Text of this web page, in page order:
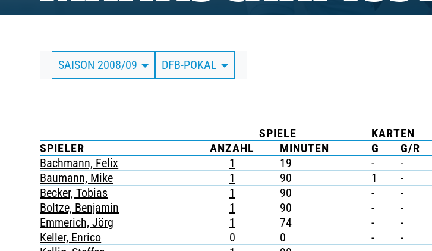
BUSINESS
SÜDKURVE
TICKETING
SAISON 2008/09 DFB-POKAL
SPIELE KARTEN
SPIELER
ANZAHL MINUTEN G G/R
Bachmann, Felix
1 19 - -
Baumann, Mike
1 90 1 -
Becker, Tobias
1 90 - -
Boltze, Benjamin
1 90 - -
Emmerich, Jörg
1 74 - -
Keller, Enrico
0 0 - -